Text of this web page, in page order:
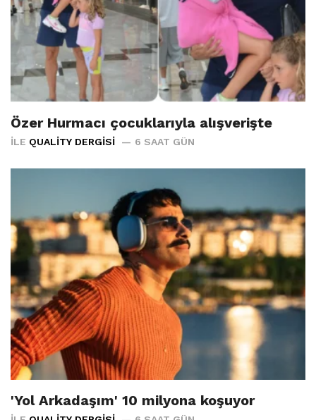
Özer Hurmacı çocuklarıyla alışverişte
İLE QUALITY DERGISI 6 SAAT GÜN
'Yol Arkadaşım' 10 milyona koşuyor